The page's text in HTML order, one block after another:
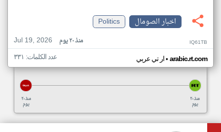
اخبار الصومال
Politics
Jul 19, 2026
منذ ٢٠ يوم IQ61TB
ار تي عربي• arabic.rt.com عدد الكلمات: ٣٣١
منذ ٢٠
يوم
منذ ٢٠
يوم